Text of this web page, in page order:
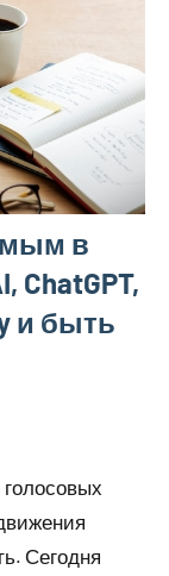
в
ChatGPT,
и быть
голосовых
Сегодня